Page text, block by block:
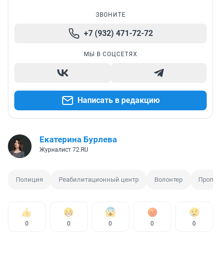
ЗВОНИТЕ
+7 (932) 471-72-72
МЫ В СОЦСЕТЯХ
Написать в редакцию
Екатерина Бурлева
Журналист 72.RU
Полиция Реабилитационный центр Волонтер
0 0 0 0 0